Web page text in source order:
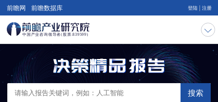
前瞻网 前瞻数据库 登陆 注册
搜索